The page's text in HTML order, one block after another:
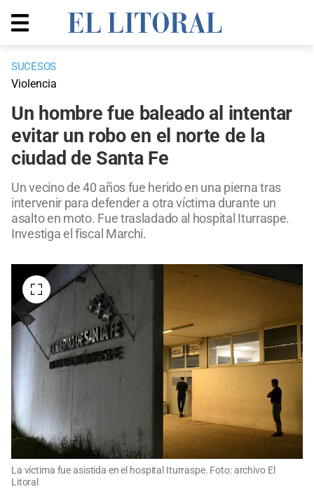
SUCESOS
Violencia
Un hombre fue baleado al intentar
evitar un robo en el norte de la
ciudad de Santa Fe
Un vecino de 40 años fue herido en una pierna tras
intervenir para defender a otra víctima durante un
asalto en moto. Fue trasladado al hospital Iturraspe.
Investiga el fiscal Marchi.
La víctima fue asistida en el hospital Iturraspe. Foto: archivo El
Litoral